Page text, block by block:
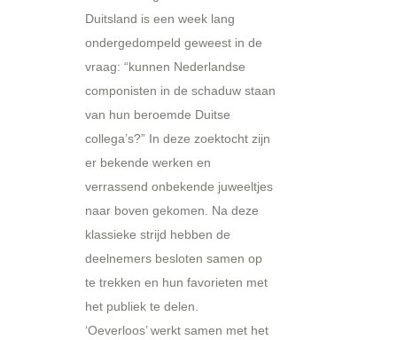
Duitsland is een week lang
ondergedompeld geweest in de
vraag: “kunnen Nederlandse
componisten in de schaduw staan
van hun beroemde Duitse
collega’s?” In deze zoektocht zijn
er bekende werken en
verrassend onbekende juweeltjes
naar boven gekomen. Na deze
klassieke strijd hebben de
deelnemers besloten samen op
te trekken en hun favorieten met
het publiek te delen.
‘Oeverloos’ werkt samen met het